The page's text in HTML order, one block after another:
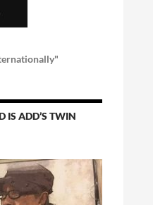
IS ADD’S TWIN